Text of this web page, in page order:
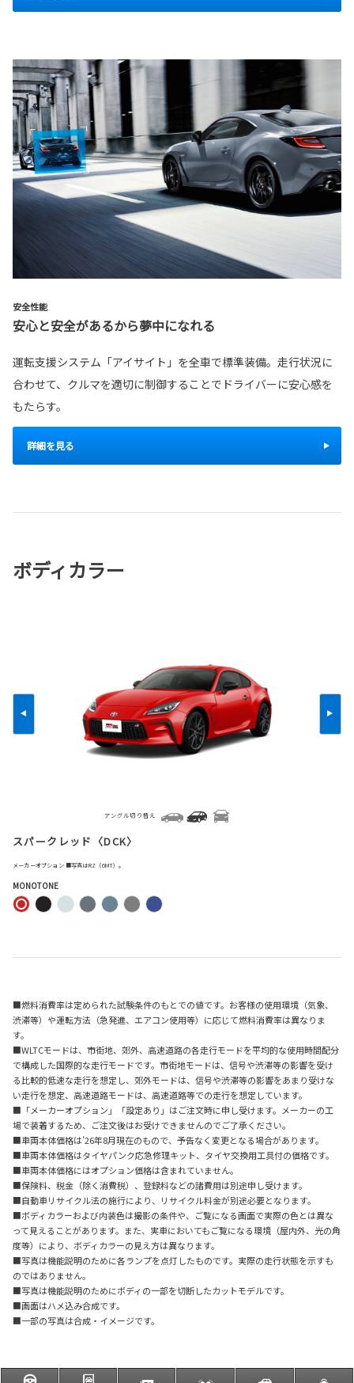
安全性能
安心と安全があるから夢中になれる
運転支援システム「アイサイト」を全車で標準装備。走行状況に
合わせて、クルマを適切に制御することでドライバーに安心感を
もたらす。
詳細を見る
ボディカラー
スパークレッド〈DCK〉
メーカーオプション ■写真はRZ（6MT）。
アングル切り替え
MONOTONE
■燃料消費率は定められた試験条件のもとでの値です。お客様の使用環境（気象、
渋滞等）や運転方法（急発進、エアコン使用等）に応じて燃料消費率は異なりま
す。
■WLTCモードは、市街地、郊外、高速道路の各走行モードを平均的な使用時間配分
で構成した国際的な走行モードです。市街地モードは、信号や渋滞等の影響を受け
る比較的低速な走行を想定し、郊外モードは、信号や渋滞等の影響をあまり受けな
い走行を想定、高速道路モードは、高速道路等での走行を想定しています。
■「メーカーオプション」「設定あり」はご注文時に申し受けます。メーカーの工
場で装着するため、ご注文後はお受けできませんのでご了承ください。
■車両本体価格は’26年8月現在のもので、予告なく変更となる場合があります。
■車両本体価格はタイヤパンク応急修理キット、タイヤ交換用工具付の価格です。
■車両本体価格にはオプション価格は含まれていません。
■保険料、税金（除く消費税）、登録料などの諸費用は別途申し受けます。
■自動車リサイクル法の施行により、リサイクル料金が別途必要となります。
■ボディカラーおよび内装色は撮影の条件や、ご覧になる画面で実際の色とは異な
って見えることがあります。また、実車においてもご覧になる環境（屋内外、光の角
度等）により、ボディカラーの見え方は異なります。
■写真は機能説明のために各ランプを点灯したものです。実際の走行状態を示すも
のではありません。
■写真は機能説明のためにボディの一部を切断したカットモデルです。
■画面はハメ込み合成です。
■一部の写真は合成・イメージです。